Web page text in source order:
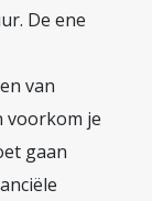
De ene
van
voorkom je
gaan